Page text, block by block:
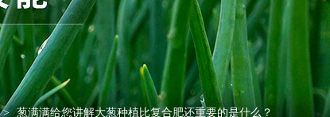
> 葱满满给您讲解大葱种植比复合肥还重要的是什么？